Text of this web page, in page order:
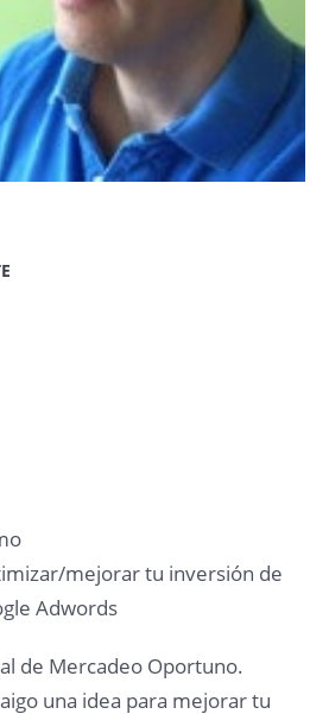
mejorar tu inversión de
Adwords
de Mercadeo Oportuno.
una idea para mejorar tu